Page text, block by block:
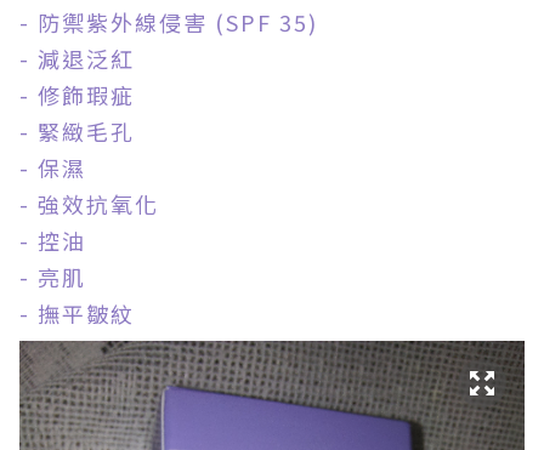
- 防禦紫外線侵害 (SPF 35)
- 減退泛紅
- 修飾瑕疵
- 緊緻毛孔
- 保濕
- 強效抗氧化
- 控油
- 亮肌
- 撫平皺紋